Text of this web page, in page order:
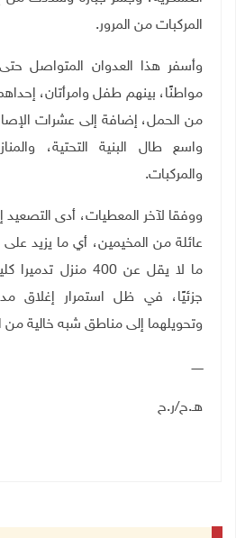
المركبات من المرور.
مواطنًا، بينهم طفل وامرأتان،
من الحمل، إضافة إلى عشرات
واسع طال البنية التحتية،
والمركبات.
جزئيًا، في ظل استمرار إغلاق
وتحويلهما إلى مناطق شبه خالية من
ــــــ
هـ.ح/ر.ح